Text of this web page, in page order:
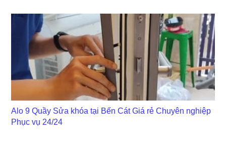
Alo 9 Quầy Sửa khóa tại Bến Cát Giá rẻ Chuyên nghiệp
Phục vụ 24/24